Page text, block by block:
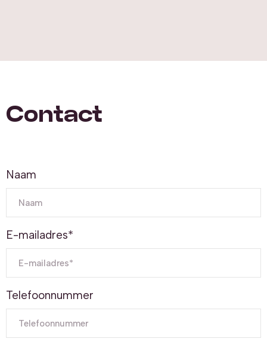
Contact
Naam
E-mailadres*
Telefoonnummer